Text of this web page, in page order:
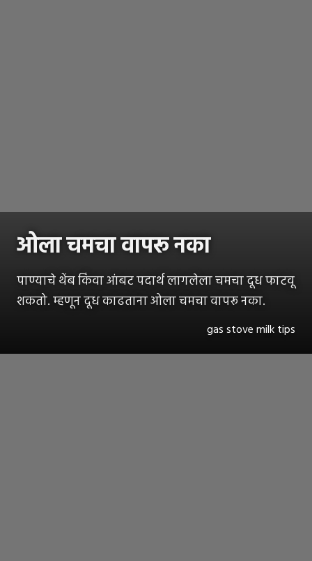
ओला चमचा वापरू नका
पाण्याचे थेंब किंवा आंबट पदार्थ लागलेला चमचा दूध फाटवू
शकतो. म्हणून दूध काढताना ओला चमचा वापरू नका.
gas stove milk tips